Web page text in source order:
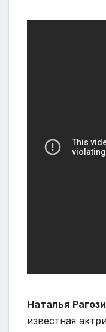
Наталья
известная